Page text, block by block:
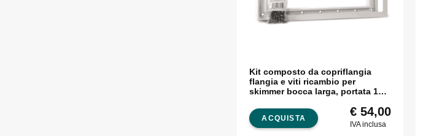
Kit composto da copriflangia
flangia e viti ricambio per
skimmer bocca larga, portata 17,5
ACQUISTA €54,00
IVA inclusa